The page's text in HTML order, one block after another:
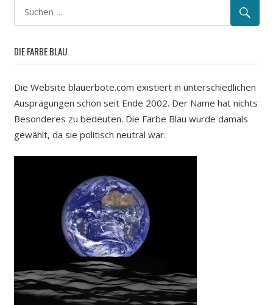
DIE FARBE BLAU
Die Website blauerbote.com existiert in unterschiedlichen
Ausprägungen schon seit Ende 2002. Der Name hat nichts
Besonderes zu bedeuten. Die Farbe Blau wurde damals
gewählt, da sie politisch neutral war.